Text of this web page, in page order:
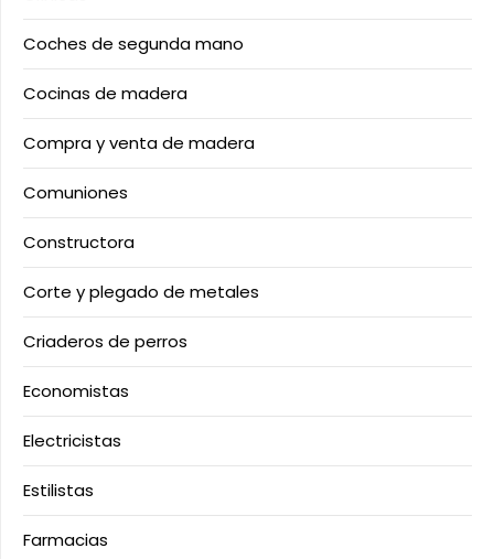
Coches de segunda mano
Cocinas de madera
Compra y venta de madera
Comuniones
Constructora
Corte y plegado de metales
Criaderos de perros
Economistas
Electricistas
Estilistas
Farmacias